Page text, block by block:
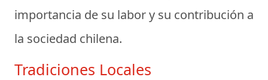
importancia de su labor y su contribución a
la sociedad chilena.
Tradiciones Locales